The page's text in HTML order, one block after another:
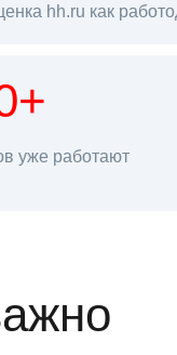
hh.ru как
уже работают
68 млн